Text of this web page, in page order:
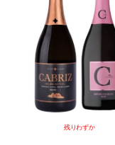
残りわずか